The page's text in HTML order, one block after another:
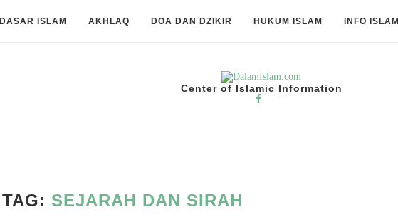
DASAR ISLAM AKHLAQ DOA DAN DZIKIR HUKUM ISLAM INFO ISLAMI
Center of Islamic Information
TAG: SEJARAH DAN SIRAH